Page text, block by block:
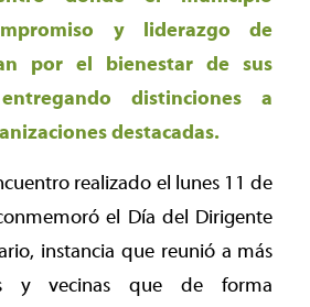
y liderazgo de
por el bienestar de sus
distinciones a
destacadas.
realizado el lunes 11 de
el Día del Dirigente
instancia que reunió a más
y vecinas que de forma